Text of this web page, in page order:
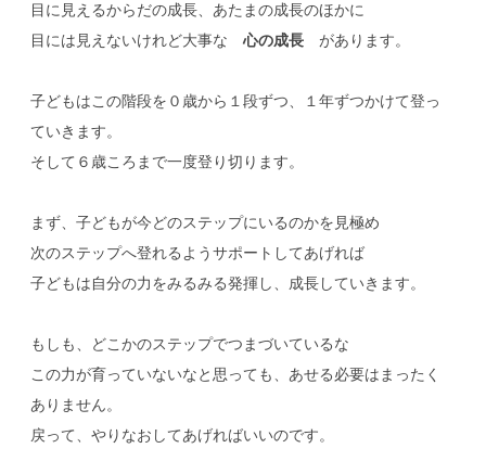
目に見えるからだの成長、あたまの成長のほかに
目には見えないけれど大事な心の成長があります。
子どもはこの階段を０歳から１段ずつ、１年ずつかけて登っ
ていきます。
そして６歳ころまで一度登り切ります。
まず、子どもが今どのステップにいるのかを見極め
次のステップへ登れるようサポートしてあげれば
子どもは自分の力をみるみる発揮し、成長していきます。
もしも、どこかのステップでつまづいているな
この力が育っていないなと思っても、あせる必要はまったく
ありません。
戻って、やりなおしてあげればいいのです。